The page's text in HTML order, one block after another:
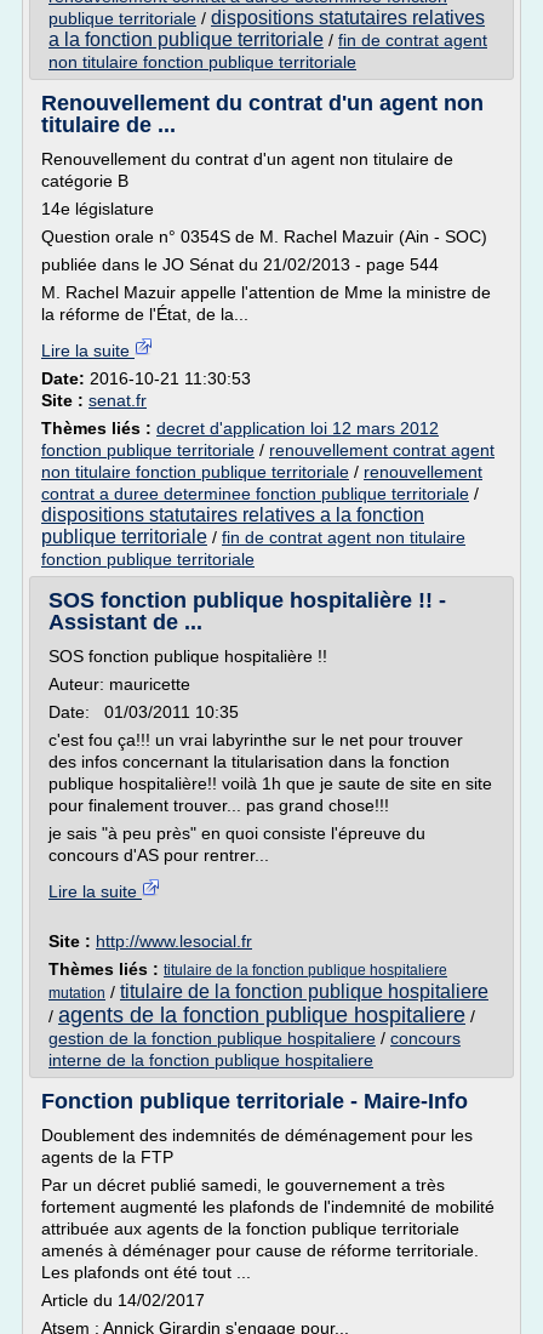
publique territoriale / dispositions statutaires relatives
a la fonction publique territoriale / fin de contrat agent
non titulaire fonction publique territoriale
Renouvellement du contrat d'un agent non
titulaire de ...
Renouvellement du contrat d'un agent non titulaire de
catégorie B
14e législature
Question orale n° 0354S de M. Rachel Mazuir (Ain - SOC)
publiée dans le JO Sénat du 21/02/2013 - page 544
M. Rachel Mazuir appelle l'attention de Mme la ministre de
la réforme de l'État, de la...
Lire la suite
Date: 2016-10-21 11:30:53
Site : senat.fr
Thèmes liés : decret d'application loi 12 mars 2012
fonction publique territoriale / renouvellement contrat agent
non titulaire fonction publique territoriale / renouvellement
contrat a duree determinee fonction publique territoriale /
dispositions statutaires relatives a la fonction
publique territoriale / fin de contrat agent non titulaire
fonction publique territoriale
SOS fonction publique hospitalière !! -
Assistant de ...
SOS fonction publique hospitalière !!
Auteur: mauricette
Date: 01/03/2011 10:35
c'est fou ça!!! un vrai labyrinthe sur le net pour trouver
des infos concernant la titularisation dans la fonction
publique hospitalière!! voilà 1h que je saute de site en site
pour finalement trouver... pas grand chose!!!
je sais "à peu près" en quoi consiste l'épreuve du
concours d'AS pour rentrer...
Lire la suite
Site : http://www.lesocial.fr
Thèmes liés : titulaire de la fonction publique hospitaliere
mutation / titulaire de la fonction publique hospitaliere
/ agents de la fonction publique hospitaliere /
gestion de la fonction publique hospitaliere / concours
interne de la fonction publique hospitaliere
Fonction publique territoriale - Maire-Info
Doublement des indemnités de déménagement pour les
agents de la FTP
Par un décret publié samedi, le gouvernement a très
fortement augmenté les plafonds de l'indemnité de mobilité
attribuée aux agents de la fonction publique territoriale
amenés à déménager pour cause de réforme territoriale.
Les plafonds ont été tout ...
Article du 14/02/2017
Atsem : Annick Girardin s'engage pour...